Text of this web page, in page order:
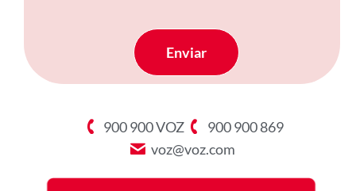
Enviar
900 900 VOZ
900 900 869
voz@voz.com